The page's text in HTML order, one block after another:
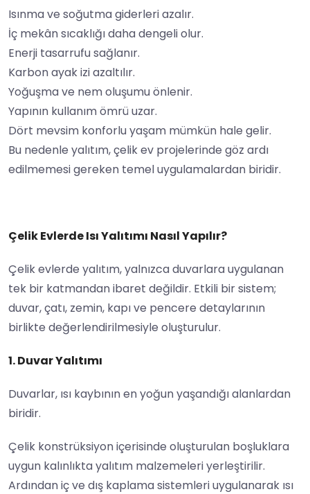
Isınma ve soğutma giderleri azalır.
İç mekân sıcaklığı daha dengeli olur.
Enerji tasarrufu sağlanır.
Karbon ayak izi azaltılır.
Yoğuşma ve nem oluşumu önlenir.
Yapının kullanım ömrü uzar.
Dört mevsim konforlu yaşam mümkün hale gelir.
Bu nedenle yalıtım, çelik ev projelerinde göz ardı
edilmemesi gereken temel uygulamalardan biridir.
Çelik Evlerde Isı Yalıtımı Nasıl Yapılır?
Çelik evlerde yalıtım, yalnızca duvarlara uygulanan
tek bir katmandan ibaret değildir. Etkili bir sistem;
duvar, çatı, zemin, kapı ve pencere detaylarının
birlikte değerlendirilmesiyle oluşturulur.
1. Duvar Yalıtımı
Duvarlar, ısı kaybının en yoğun yaşandığı alanlardan
biridir.
Çelik konstrüksiyon içerisinde oluşturulan boşluklara
uygun kalınlıkta yalıtım malzemeleri yerleştirilir.
Ardından iç ve dış kaplama sistemleri uygulanarak ısı